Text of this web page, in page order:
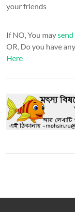
your friends
If NO, You may
OR, Do you have
Here